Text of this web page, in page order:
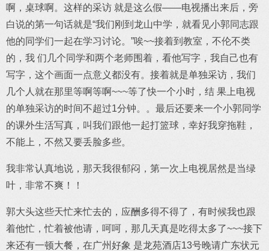
啊，桌球啊。这样的采访 就是这么假——电视播出来后，旁
白说的第一句话就是“我们刚到龙山中学，就看见小郭同志跟
他的同学们一起在学习讨论。”唉~~接着到教室，不伦不类
的，我 们几个同学和两个老师围着，看他写字，我自己也有
写字，这个画面一点意义都没有。接着就是单独采访，我们
几个人就在那里等啊等啊~~~等了快一个小时，结 果上电视
的单独采访的时间不超过1分钟。。最后还要来一个小郭同学
的课外生活写真，叫我们跟他一起打篮球，幸好我穿拖鞋，
不能上，不然又要丢脸多些。
我非常认真地说，那天我很郁闷，第一次上电视居然是当绿
叶，非常不爽！！
郭大头这些天忙来忙去的，应酬多得不得了，有时候我也跟
着他忙，忙着被他请，呵呵，那几天真是吃得太多了~~~接下
来还有一顿大餐，在广州好象 是龙苑酒店13号晚请广东状元